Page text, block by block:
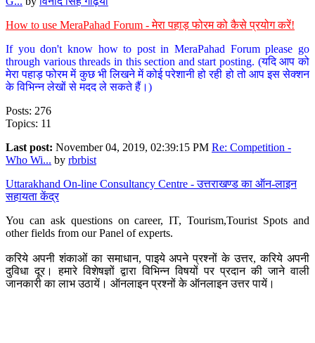
How to use MeraPahad Forum - मेरा पहाड़ फोरम को कैसे प्रयोग करें!
If you don't know how to post in MeraPahad Forum please go
through various threads in this section and start posting. (यदि आप को
मेरा पहाड़ फोरम में कुछ भी लिखने में कोई परेशानी हो रही हो तो आप इस सेक्शन
के विभिन्न लेखों से मदद ले सकते हैं।)
Posts: 276
Topics: 11
Last post: November 04, 2019, 02:39:15 PM Re: Competition -
Who Wi... by rbrbist
Uttarakhand On-line Consultancy Centre - उत्तराखण्ड का ऑन-लाइन
सहायता केंद्र
You can ask questions on career, IT, Tourism,Tourist Spots and
other fields from our Panel of experts.
करिये अपनी शंकाओं का समाधान, पाइये अपने प्रश्नों के उत्तर, करिये अपनी
दुविधा दूर। हमारे विशेषज्ञों द्वारा विभिन्न विषयों पर प्रदान की जाने वाली
जानकारी का लाभ उठायें। ऑनलाइन प्रश्नों के ऑनलाइन उत्तर पायें।